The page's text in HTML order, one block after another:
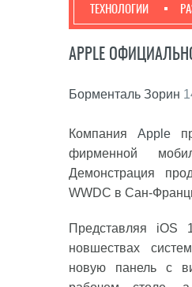
ТЕХНОЛОГИИ
APPLE
Борменталь Зорин
КомпанияApple
фирменной
Демонстрация
WWDC в Сан-
Представляя iOS
новшествах
новую панель с